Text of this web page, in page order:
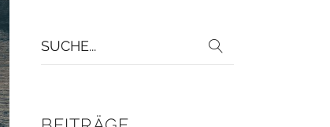
für: